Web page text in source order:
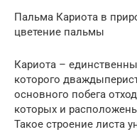
Пальма Кариота в
цветение пальмы
Кариота –
которого
основного побега
которых и
Такое строение листа